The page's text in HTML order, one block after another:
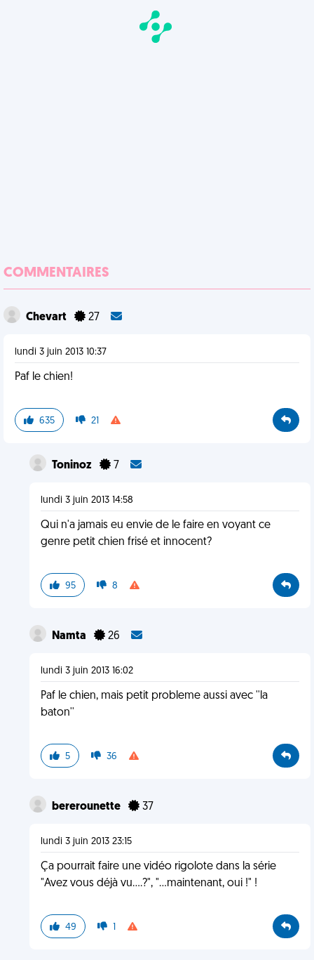
COMMENTAIRES
Chevart 27
lundi 3 juin 2013 10:37
Paf le chien!
635 21
Toninoz 7
lundi 3 juin 2013 14:58
Qui n'a jamais eu envie de le faire en voyant ce
genre petit chien frisé et innocent?
95 8
Namta 26
lundi 3 juin 2013 16:02
Paf le chien, mais petit probleme aussi avec ''la
baton''
5 36
bererounette 37
lundi 3 juin 2013 23:15
Ça pourrait faire une vidéo rigolote dans la série
"Avez vous déjà vu....?", "...maintenant, oui !" !
49 1